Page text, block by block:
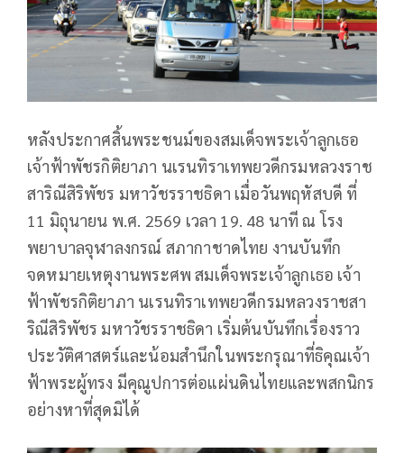
หลังประกาศสิ้นพระชนม์ของสมเด็จพระเจ้าลูกเธอ
เจ้าฟ้าพัชรกิติยาภา นเรนทิราเทพยวดีกรมหลวงราช
สาริณีสิริพัชร มหาวัชรราชธิดา เมื่อวันพฤหัสบดี ที่
11 มิถุนายน พ.ศ. 2569 เวลา 19. 48 นาที ณ โรง
พยาบาลจุฬาลงกรณ์ สภากาชาดไทย งานบันทึก
จดหมายเหตุงานพระศพ สมเด็จพระเจ้าลูกเธอ เจ้า
ฟ้าพัชรกิติยาภา นเรนทิราเทพยวดีกรมหลวงราชสา
ริณีสิริพัชร มหาวัชรราชธิดา เริ่มต้นบันทึกเรื่องราว
ประวัติศาสตร์และน้อมสำนึกในพระกรุณาที่ธิคุณเจ้า
ฟ้าพระผู้ทรง มีคุณูปการต่อแผ่นดินไทยและพสกนิกร
อย่างหาที่สุดมิได้